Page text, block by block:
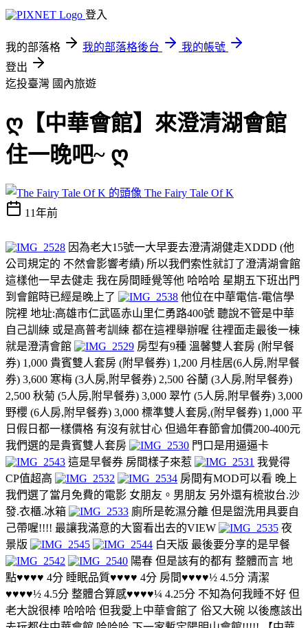
登入
我的部落格 我的部落格後台
我的帳號
登出
迄投臺灣 國內旅遊
ღ【中華會館】來澄清湖會館
住一晚吧~ ღ
The Fairy Tale Of K
11年前
因為老大15號一大早要去澄清湖健走XDDD (他
公司規定的 不然會影響考績) 所以我們索性就訂了澄清湖會館
這樣他一早去健走 我在房間睡覺等他 哈哈哈 星期五下班出門
到會館時已經是晚上了
他位在中華電信-電信學
院裡 地址:高雄市仁武區赤山里仁勇路400號 聽說不管是中華
自己訓練 或是高普考訓練 都在這裡舉辦喔 往裡面走最後一棟
就是澄清會館
房型有9種 溫馨雙人套房 (附早餐
券) 1,000 貴賓雙人套房 (附早餐券) 1,200 月桂居(6人房,附早餐
券) 3,600 寒梅 (3人房,附早餐券) 2,500 谷蘭 (3人房,附早餐券)
2,500 秋菊 (5人房,附早餐券) 3,000 翠竹 (5人房,附早餐券) 3,000
野櫻 (6人房,附早餐券) 3,000 標準雙人套房,(附早餐券) 1,000 平
日假日都一樣價格 有沒有就甘心 但過年春節會加價200-400元
我們選的是貴賓雙人套房
門口是用逼逼卡
這是早餐券 房間樣子來惹
我覺得
CP值超高
房間有MOD可以看 晚上
我們選了當月免費的電影 女朋友。男朋友 另外還有梳妝台.沙
發.衣櫃.冰箱
廁所是乾濕分離 但是盥洗用具要自
己帶喔!!!! 最讓我滿意的大窗看出去的VIEW
夜
景版
白天版 最後要分享的是早餐
陽春 但是該有的都有 整體而言 地
點♥♥♥♥ 4分 睡眠品質♥♥♥♥ 4分 房間♥♥♥♥½ 4.5分 清潔
♥♥♥♥½ 4.5分 整體合算感♥♥♥♥¼ 4.25分 不知為何我睡不好 但
老大說很棒 哈哈哈 但我愛上中華會館了 俗又大碗 以後應該出